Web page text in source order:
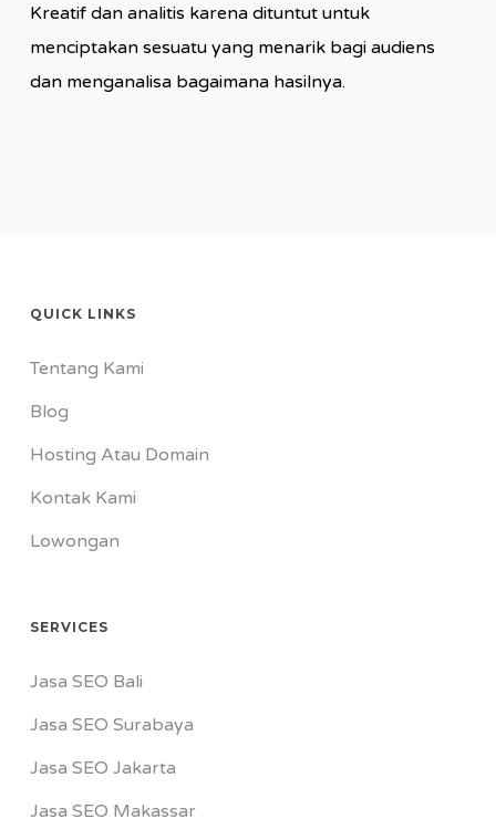
Kreatif dan analitis karena dituntut untuk
menciptakan sesuatu yang menarik bagi audiens
dan menganalisa bagaimana hasilnya.
QUICK LINKS
Tentang Kami
Blog
Hosting Atau Domain
Kontak Kami
Lowongan
SERVICES
Jasa SEO Bali
Jasa SEO Surabaya
Jasa SEO Jakarta
Jasa SEO Makassar